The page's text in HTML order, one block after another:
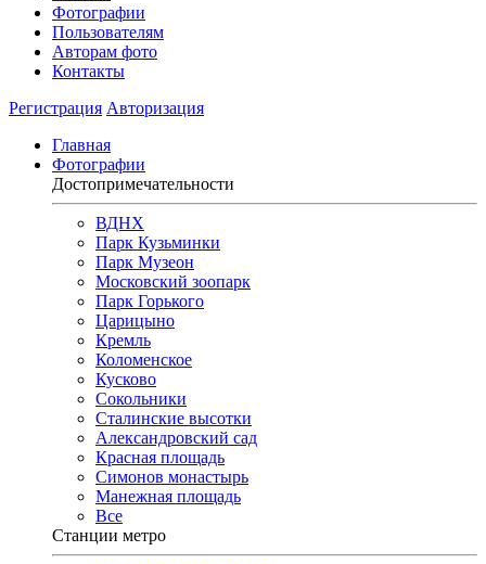
Фотографии
Пользователям
Авторам фото
Контакты
Регистрация Авторизация
Главная
Фотографии
Достопримечательности
ВДНХ
Парк Кузьминки
Парк Музеон
Московский зоопарк
Парк Горького
Царицыно
Кремль
Коломенское
Кусково
Сокольники
Сталинские высотки
Александровский сад
Красная площадь
Симонов монастырь
Манежная площадь
Все
Станции метро